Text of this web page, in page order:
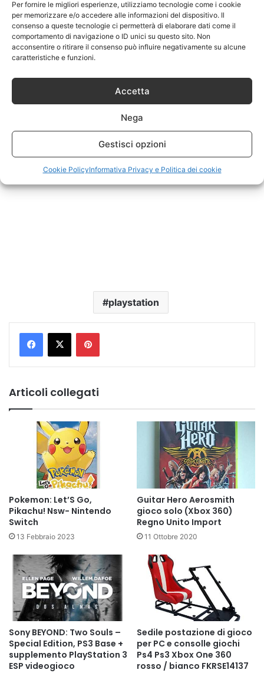
Per fornire le migliori esperienze, utilizziamo tecnologie come i cookie
per memorizzare e/o accedere alle informazioni del dispositivo. Il
consenso a queste tecnologie ci permetterà di elaborare dati come il
comportamento di navigazione o ID unici su questo sito. Non
acconsentire o ritirare il consenso può influire negativamente su alcune
caratteristiche e funzioni.
Accetta
Nega
Gestisci opzioni
Cookie PolicyInformativa Privacy e Politica dei cookie
playstation
Pinterest
Articoli collegati
Pokemon: Let’S Go,
Pikachu! Nsw- Nintendo
Switch
13 Febbraio 2023
Guitar Hero Aerosmith
gioco solo (Xbox 360)
Regno Unito Import
11 Ottobre 2020
Sony BEYOND: Two Souls –
Special Edition, PS3 Base +
supplemento PlayStation 3
ESP videogioco
Sedile postazione di gioco
per PC e consolle giochi
Ps4 Ps3 Xbox One 360
rosso / bianco FKRSE14137